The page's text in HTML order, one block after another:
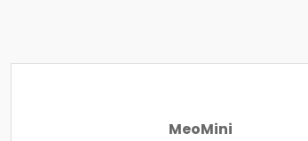
MeoMini